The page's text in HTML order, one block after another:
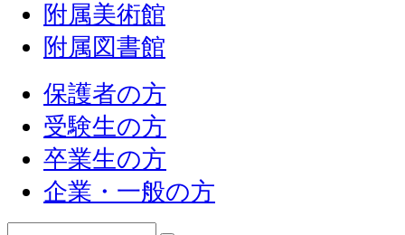
附属美術館
附属図書館
保護者の方
受験生の方
卒業生の方
企業・一般の方